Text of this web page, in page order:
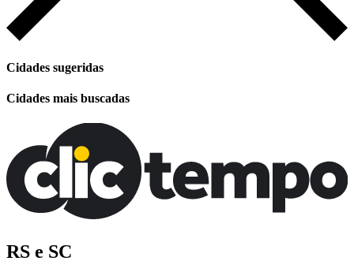
Cidades sugeridas
Cidades mais buscadas
RS e SC